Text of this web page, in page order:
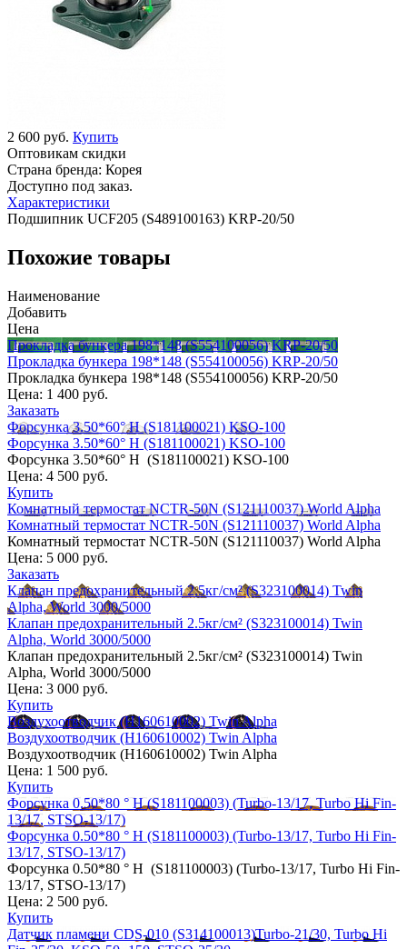
2 600 руб. Купить
Оптовикам скидки
Страна бренда: Корея
Доступно под заказ.
Характеристики
Подшипник UCF205 (S489100163) KRP-20/50
Похожие товары
Наименование
Добавить
Цена
Прокладка бункера 198*148 (S554100056) KRP-20/50
Прокладка бункера 198*148 (S554100056) KRP-20/50
Прокладка бункера 198*148 (S554100056) KRP-20/50
Цена: 1 400 руб.
Заказать
Форсунка 3.50*60° H (S181100021) KSO-100
Форсунка 3.50*60° H (S181100021) KSO-100
Форсунка 3.50*60° H (S181100021) KSO-100
Цена: 4 500 руб.
Купить
Комнатный термостат NCTR-50N (S121110037) World Alpha
Комнатный термостат NCTR-50N (S121110037) World Alpha
Комнатный термостат NCTR-50N (S121110037) World Alpha
Цена: 5 000 руб.
Заказать
Клапан предохранительный 2.5кг/см² (S323100014) Twin
Alpha, World 3000/5000
Клапан предохранительный 2.5кг/см² (S323100014) Twin
Alpha, World 3000/5000
Клапан предохранительный 2.5кг/см² (S323100014) Twin
Alpha, World 3000/5000
Цена: 3 000 руб.
Купить
Воздухоотводчик (H160610002) Twin Alpha
Воздухоотводчик (H160610002) Twin Alpha
Воздухоотводчик (H160610002) Twin Alpha
Цена: 1 500 руб.
Купить
Форсунка 0.50*80 ° H (S181100003) (Turbo-13/17, Turbo Hi Fin-
13/17, STSO-13/17)
Форсунка 0.50*80 ° H (S181100003) (Turbo-13/17, Turbo Hi Fin-
13/17, STSO-13/17)
Форсунка 0.50*80 ° H (S181100003) (Turbo-13/17, Turbo Hi Fin-
13/17, STSO-13/17)
Цена: 2 500 руб.
Купить
Датчик пламени CDS-010 (S314100013)Turbo-21/30, Turbo Hi